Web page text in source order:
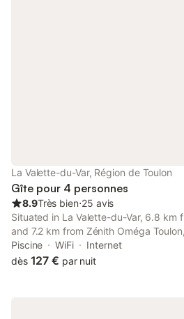
La Valette-du-Var, Région de Toulon
Gîte pour 4 personnes
8.9Très bien⋅25 avis
Situated in La Valette-du-Var, 6.8 km
and 7.2 km from Zénith Oméga
offers a terrace and air conditioning.
on-site are accessible at the
Piscine WiFi
Internet
dès 127 € par nuit